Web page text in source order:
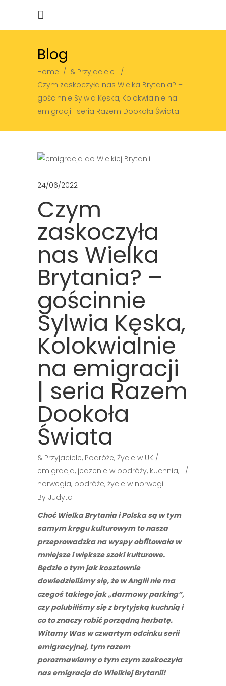
Blog
Home / & Przyjaciele
/
Czym zaskoczyła nas Wielka Brytania? –
gościnnie Sylwia Kęska, Kolokwialnie na
emigracji | seria Razem Dookoła Świata
24/06/2022
Czym
zaskoczyła
nas Wielka
Brytania? –
gościnnie
Sylwia Kęska,
Kolokwialnie
na emigracji
| seria Razem
Dookoła
Świata
& Przyjaciele, Podróże, Życie w UK
emigracja, jedzenie w podróży, kuchnia,
norwegia, podróże, życie w norwegii
By Judyta
Choć Wielka Brytania i Polska są w tym
samym kręgu kulturowym to nasza
przeprowadzka na wyspy obfitowała w
mniejsze i większe szoki kulturowe.
Będzie o tym jak kosztownie
dowiedzieliśmy się, że w Anglii nie ma
czegoś takiego jak „darmowy parking”,
czy polubiliśmy się z brytyjską kuchnią i
co to znaczy robić porządną herbatę.
Witamy Was w czwartym odcinku serii
emigracyjnej, tym razem
porozmawiamy o tym czym zaskoczyła
nas emigracja do Wielkiej Brytanii!